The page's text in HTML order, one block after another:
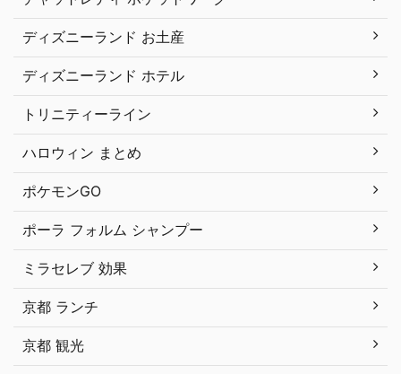
ディズニーランド お土産
ディズニーランド ホテル
トリニティーライン
ハロウィン まとめ
ポケモンGO
ポーラ フォルム シャンプー
ミラセレブ 効果
京都 ランチ
京都 観光